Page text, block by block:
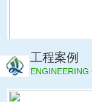
工程案例
ENGINEERING